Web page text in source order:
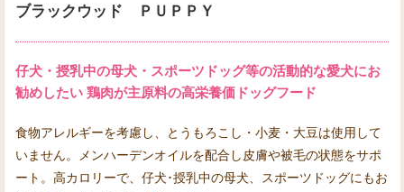
ブラックウッド ＰＵＰＰＹ
仔犬・授乳中の母犬・スポーツドッグ等の活動的な愛犬にお
勧めしたい 鶏肉が主原料の高栄養価ドッグフード
食物アレルギーを考慮し、とうもろこし・小麦・大豆は使用して
いません。メンハーデンオイルを配合し皮膚や被毛の状態をサポ
ート。高カロリーで、仔犬･授乳中の母犬、スポーツドッグにもお